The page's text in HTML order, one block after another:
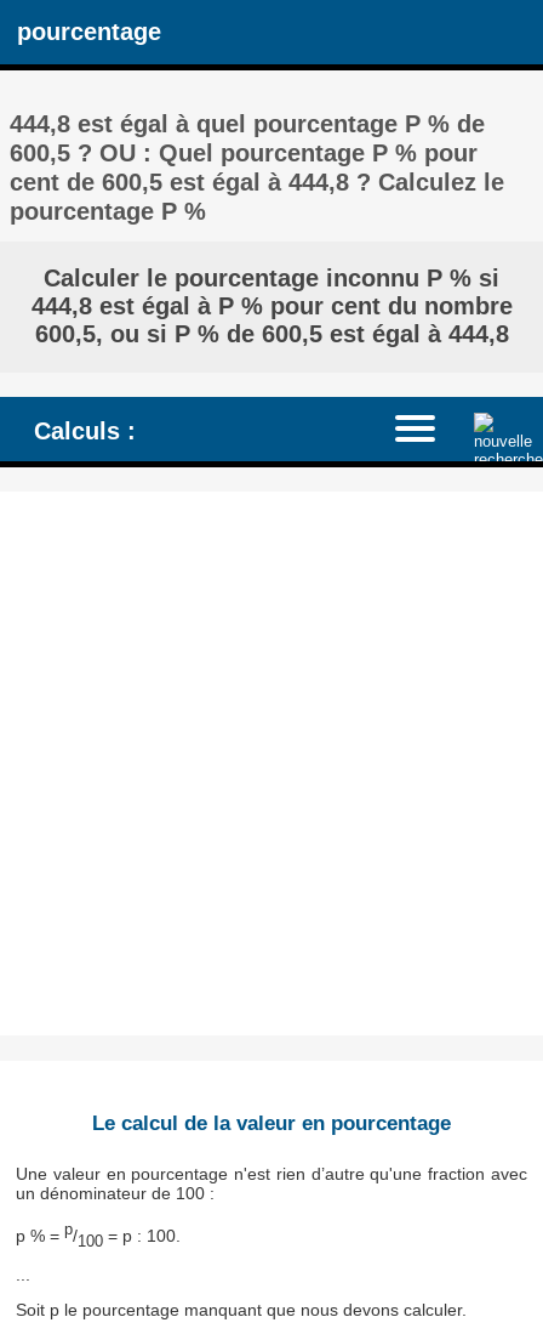
pourcentage
444,8 est égal à quel pourcentage P % de
600,5 ? OU : Quel pourcentage P % pour
cent de 600,5 est égal à 444,8 ? Calculez le
pourcentage P %
Calculer le pourcentage inconnu P % si
444,8 est égal à P % pour cent du nombre
600,5, ou si P % de 600,5 est égal à 444,8
Calculs :
Le calcul de la valeur en pourcentage
Une valeur en pourcentage n'est rien d’autre qu'une fraction avec
un dénominateur de 100 :
p % =p/100 = p : 100.
...
Soit p le pourcentage manquant que nous devons calculer.